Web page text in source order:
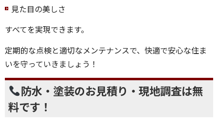
見た目の美しさ
すべてを実現できます。
定期的な点検と適切なメンテナンスで、快適で安心な住ま
いを守っていきましょう！
防水・塗装のお見積り・現地調査は無
料です！